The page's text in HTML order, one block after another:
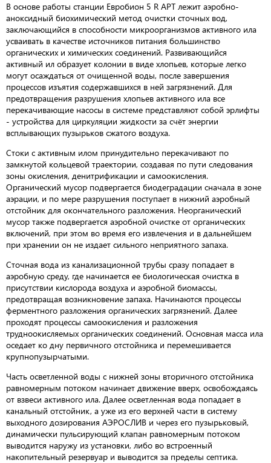
В основе работы станции Евробион 5 R АРТ лежит аэробно-
аноксидный биохимический метод очистки сточных вод,
заключающийся в способности микроорганизмов активного ила
усваивать в качестве источников питания большинство
органических и химических соединений. Развивающийся
активный ил образует колонии в виде хлопьев, которые легко
могут осаждаться от очищенной воды, после завершения
процессов изъятия содержавшихся в ней загрязнений. Для
предотвращения разрушения хлопьев активного ила все
перекачивающие насосы в системе представляют собой эрлифты
- устройства для циркуляции жидкости за счёт энергии
всплывающих пузырьков сжатого воздуха.
Стоки с активным илом принудительно перекачивают по
замкнутой кольцевой траектории, создавая по пути следования
зоны окисления, денитрификации и самоокисления.
Органический мусор подвергается биодеградации сначала в зоне
аэрации, и по мере разрушения поступает в нижний аэробный
отстойник для окончательного разложения. Неорганический
мусор также подвергается аэробной очистке от органических
включений, при этом во время его извлечения и в дальнейшем
при хранении он не издает сильного неприятного запаха.
Сточная вода из канализационной трубы сразу попадает в
аэробную среду, где начинается ее биологическая очистка в
присутствии кислорода воздуха и аэробной биомассы,
предотвращая возникновение запаха. Начинаются процессы
ферментного разложения органических загрязнений. Далее
проходят процессы самоокисления и разложения
трудноокисляемых органических соединений. Основная масса ила
оседает ко дну первичного отстойника и перемешивается
крупнопузырчатыми.
Часть осветленной воды с нижней зоны вторичного отстойника
равномерным потоком начинает движение вверх, освобождаясь
от взвеси активного ила. Далее осветленная вода попадает в
канальный отстойник, а уже из его верхней части в систему
выходного дозирования АЭРОСЛИВ и через его пузырьковый,
динамически пульсирующий клапан равномерным потоком
выводится наружу из установки, либо во встроенный
накопительный резервуар и выводится за пределы септика.